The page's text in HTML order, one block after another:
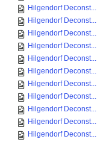
Hilgendorf Deconst...
Hilgendorf Deconst...
Hilgendorf Deconst...
Hilgendorf Deconst...
Hilgendorf Deconst...
Hilgendorf Deconst...
Hilgendorf Deconst...
Hilgendorf Deconst...
Hilgendorf Deconst...
Hilgendorf Deconst...
Hilgendorf Deconst...